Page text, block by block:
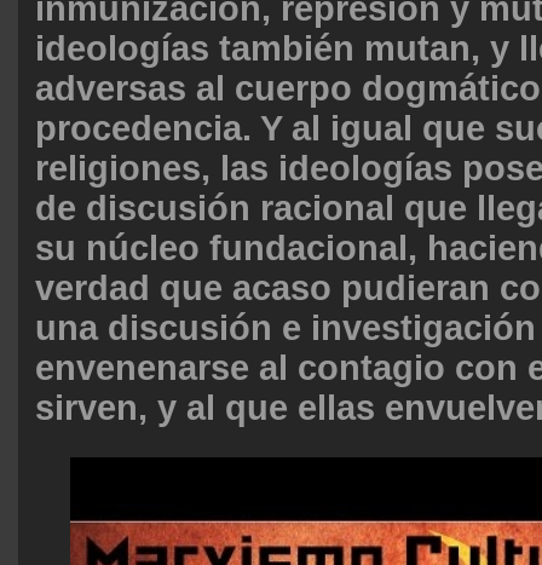
inmunización, represión y
ideologías también mutan, y
adversas al cuerpo
procedencia. Y al igual que
religiones, las ideologías
de discusión racional que
su núcleo fundacional,
verdad que acaso pudieran
una discusión e
envenenarse al contagio con
sirven, y al que ellas